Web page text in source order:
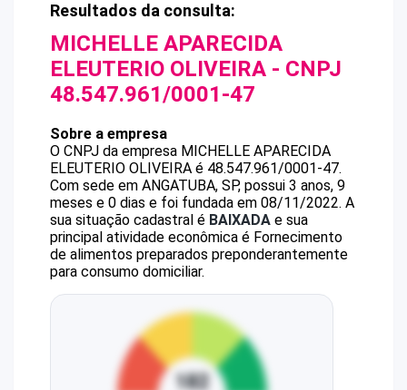
Resultados da consulta:
MICHELLE APARECIDA
ELEUTERIO OLIVEIRA - CNPJ
48.547.961/0001-47
Sobre a empresa
O CNPJ da empresa MICHELLE APARECIDA
ELEUTERIO OLIVEIRA é 48.547.961/0001-47.
Com sede em ANGATUBA, SP, possui 3 anos, 9
meses e 0 dias e foi fundada em 08/11/2022. A
sua situação cadastral é BAIXADA e sua
principal atividade econômica é Fornecimento
de alimentos preparados preponderantemente
para consumo domiciliar.